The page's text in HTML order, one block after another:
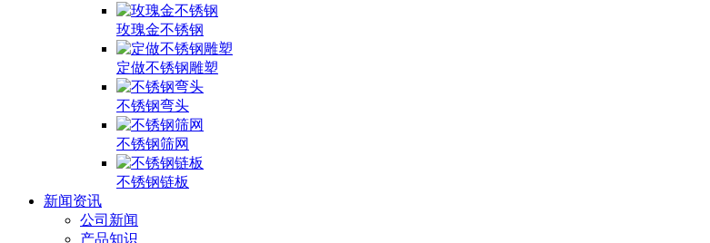
玫瑰金不锈钢
定做不锈钢雕塑
不锈钢弯头
不锈钢筛网
不锈钢链板
新闻资讯
公司新闻
产品知识